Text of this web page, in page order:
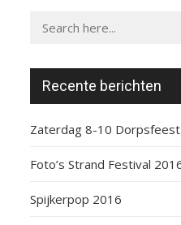
Recente berichten
Zaterdag 8-10 Dorpsfeest
Foto’s Strand Festival
Spijkerpop 2016